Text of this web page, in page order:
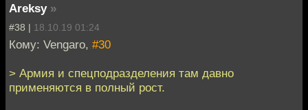
Areksy »
#38 | 18.10.19 01:24
Кому: Vengaro, #30
> Армия и спецподразделения там давно
применяются в полный рост.